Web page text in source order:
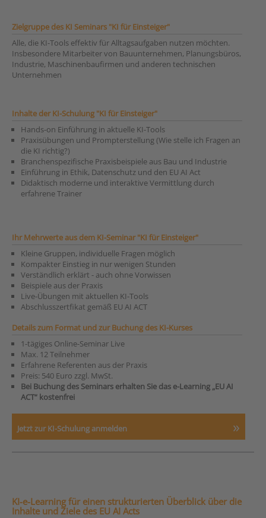
Zielgruppe des KI Seminars "KI für Einsteiger"
Alle, die KI-Tools effektiv für Alltagsaufgaben nutzen möchten.
Insbesondere Mitarbeiter von Bauunternehmen, Planungsbüros,
Industrie, Maschinenbaufirmen und anderen technischen
Unternehmen
Inhalte der KI-Schulung "KI für Einsteiger"
Hands-on Einführung in aktuelle KI-Tools
Praxisübungen und Prompterstellung (Wie stelle ich Fragen an
die KI richtig?)
Branchenspezifische Praxisbeispiele aus Bau und Industrie
Einführung in Ethik, Datenschutz und den EU AI Act
Didaktisch moderne und interaktive Vermittlung durch
erfahrene Trainer
Ihr Mehrwerte aus dem KI-Seminar "KI für Einsteiger"
Kleine Gruppen, individuelle Fragen möglich
Kompakter Einstieg in nur wenigen Stunden
Verständlich erklärt - auch ohne Vorwissen
Beispiele aus der Praxis
Live-Übungen mit aktuellen KI-Tools
Abschlusszertfikat gemäß EU AI ACT
Details zum Format und zur Buchung des KI-Kurses
1-tägiges Online-Seminar Live
Max. 12 Teilnehmer
Erfahrene Referenten aus der Praxis
Preis: 540 Euro zzgl. MwSt.
Bei Buchung des Seminars erhalten Sie das e-Learning „EU AI
ACT“ kostenfrei
Jetzt zur KI-Schulung anmelden
KI-e-Learning für einen strukturierten Überblick über die
Inhalte und Ziele des EU AI Acts